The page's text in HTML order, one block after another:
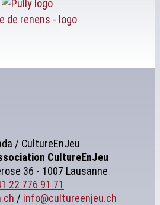
/ CultureEnJeu
CultureEnJeu
36 - 1007 Lausanne
22 776 91 71
/ info@cultureenjeu.ch